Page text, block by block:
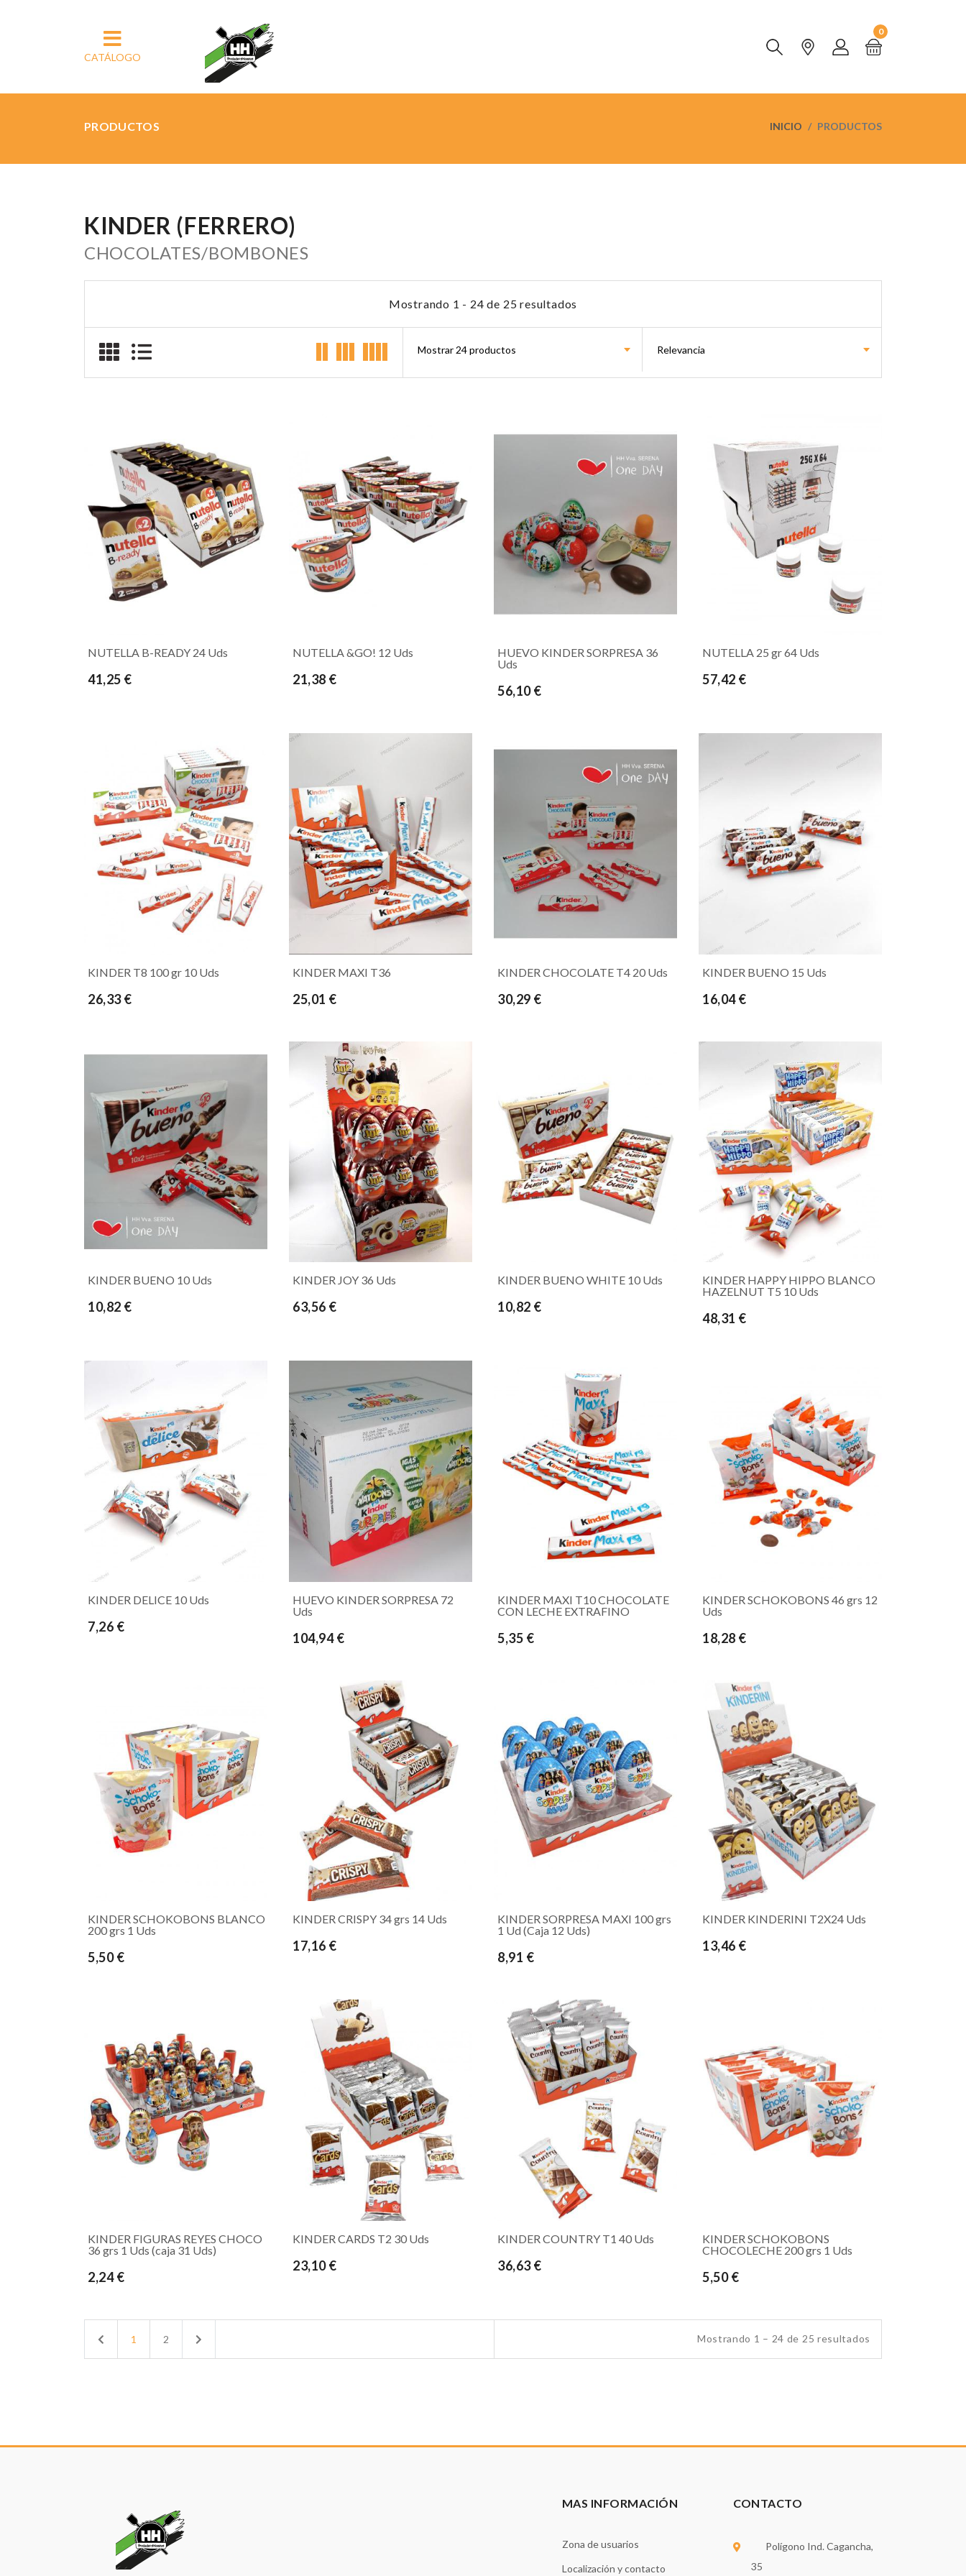
CATÁLOGO
0
PRODUCTOS INICIO PRODUCTOS
KINDER (FERRERO)
CHOCOLATES/BOMBONES
Mostrando 1 - 24 de 25 resultados
NUTELLA B-READY 24 Uds
41,25 €
NUTELLA &GO! 12 Uds
21,38 €
HUEVO KINDER SORPRESA 36
Uds
56,10 €
NUTELLA 25 gr 64 Uds
57,42 €
KINDER T8 100 gr 10 Uds
26,33 €
KINDER MAXI T36
25,01 €
KINDER CHOCOLATE T4 20 Uds
30,29 €
KINDER BUENO 15 Uds
16,04 €
KINDER BUENO 10 Uds
10,82 €
KINDER JOY 36 Uds
63,56 €
KINDER BUENO WHITE 10 Uds
10,82 €
KINDER HAPPY HIPPO BLANCO
HAZELNUT T5 10 Uds
48,31 €
KINDER DELICE 10 Uds
7,26 €
HUEVO KINDER SORPRESA 72
Uds
104,94 €
KINDER MAXI T10 CHOCOLATE
CON LECHE EXTRAFINO
5,35 €
KINDER SCHOKOBONS 46 grs 12
Uds
18,28 €
KINDER SCHOKOBONS BLANCO
200 grs 1 Uds
5,50 €
KINDER CRISPY 34 grs 14 Uds
17,16 €
KINDER SORPRESA MAXI 100 grs
1 Ud (Caja 12 Uds)
8,91 €
KINDER KINDERINI T2X24 Uds
13,46 €
KINDER FIGURAS REYES CHOCO
36 grs 1 Uds (caja 31 Uds)
2,24 €
KINDER CARDS T2 30 Uds
23,10 €
KINDER COUNTRY T1 40 Uds
36,63 €
KINDER SCHOKOBONS
CHOCOLECHE 200 grs 1 Uds
5,50 €
Previous
1 2 Mostrando 1 – 24 de 25 resultados
MAS INFORMACIÓN
Zona de usuarios
Localización y contacto
CONTACTO
Polígono Ind. Cagancha,
35